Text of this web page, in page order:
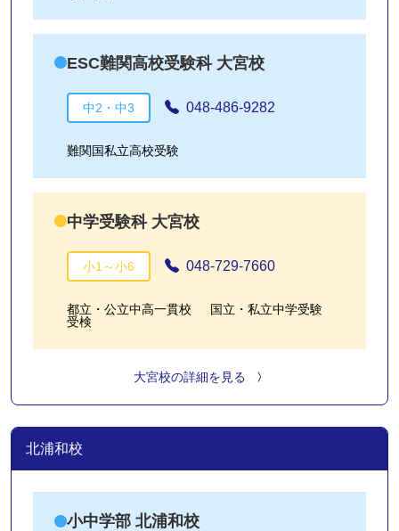
ESC難関高校受験科 大宮校
中2・中3 048-486-9282
難関国私立高校受験
中学受験科 大宮校
小1～小6 048-729-7660
都立・公立中高一貫校
受検
国立・私立中学受験
大宮校の詳細を見る
北浦和校
小中学部 北浦和校